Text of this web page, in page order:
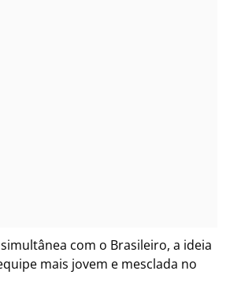
com o Brasileiro, a ideia
mais jovem e mesclada no